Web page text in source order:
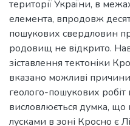
території України, в
елемента, впродовж
пошукових свердловин
родовищ не відкрито.
зіставлення тектоніки
вказано можливі
геолого-пошукових робіт
висловлюється думка,
лусками в зоні Кросно є